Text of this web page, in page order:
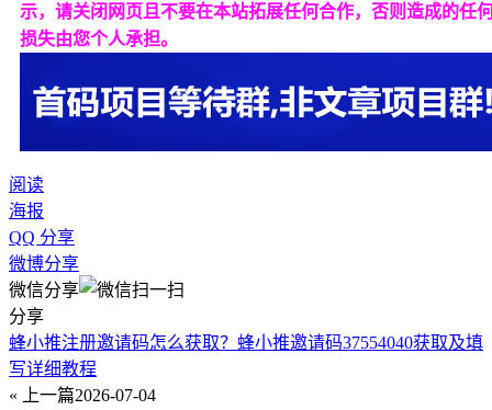
示，请关闭网页且不要在本站拓展任何合作，否则造成的任
损失由您个人承担。
阅读
海报
QQ 分享
微博分享
微信分享
分享
蜂小推注册邀请码怎么获取？蜂小推邀请码37554040获取及填
写详细教程
« 上一篇2026-07-04